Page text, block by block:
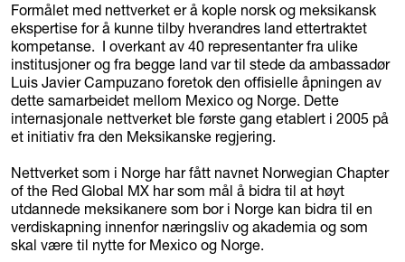
Formålet med nettverket er å kople norsk og meksikansk
ekspertise for å kunne tilby hverandres land ettertraktet
kompetanse. I overkant av 40 representanter fra ulike
institusjoner og fra begge land var til stede da ambassadør
Luis Javier Campuzano foretok den offisielle åpningen av
dette samarbeidet mellom Mexico og Norge. Dette
internasjonale nettverket ble første gang etablert i 2005 på
et initiativ fra den Meksikanske regjering.
Nettverket som i Norge har fått navnet Norwegian Chapter
of the Red Global MX har som mål å bidra til at høyt
utdannede meksikanere som bor i Norge kan bidra til en
verdiskapning innenfor næringsliv og akademia og som
skal være til nytte for Mexico og Norge.